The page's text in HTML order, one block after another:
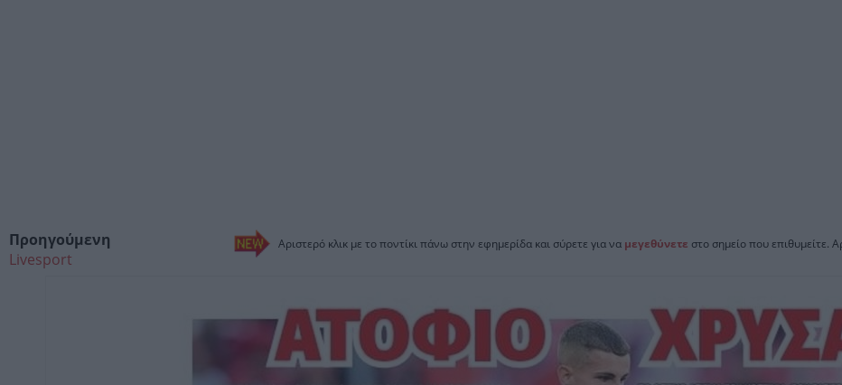
Αριστερό κλικ με το ποντίκι πάνω στην εφημερίδα και σύρετε για να μεγεθύνετε στο σημείο που επιθυμείτε.
Προηγούμενη
Livesport